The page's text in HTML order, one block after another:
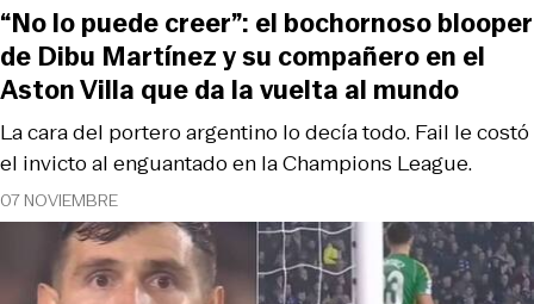
07 NOVIEMBRE
La cara del portero argentino lo decía todo. Fail le costó
el invicto al enguantado en la Champions League.
“No lo puede creer”: el bochornoso blooper
de Dibu Martínez y su compañero en el
Aston Villa que da la vuelta al mundo